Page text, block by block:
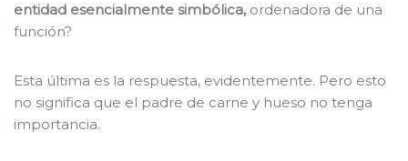
entidad esencialmente simbólica, ordenadora de una
función?
Esta última es la respuesta, evidentemente. Pero esto
no significa que el padre de carne y hueso no tenga
importancia.